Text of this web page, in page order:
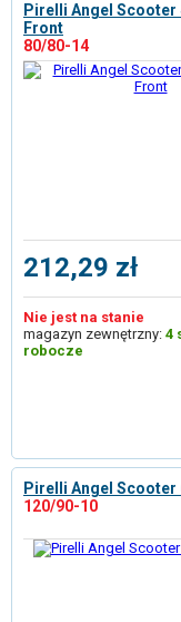
Pirelli Angel Scooter
Front
80/80-14
212,29 zł
Nie jest na stanie
magazyn zewnętrzny: 4
robocze
Pirelli Angel Scooter
120/90-10